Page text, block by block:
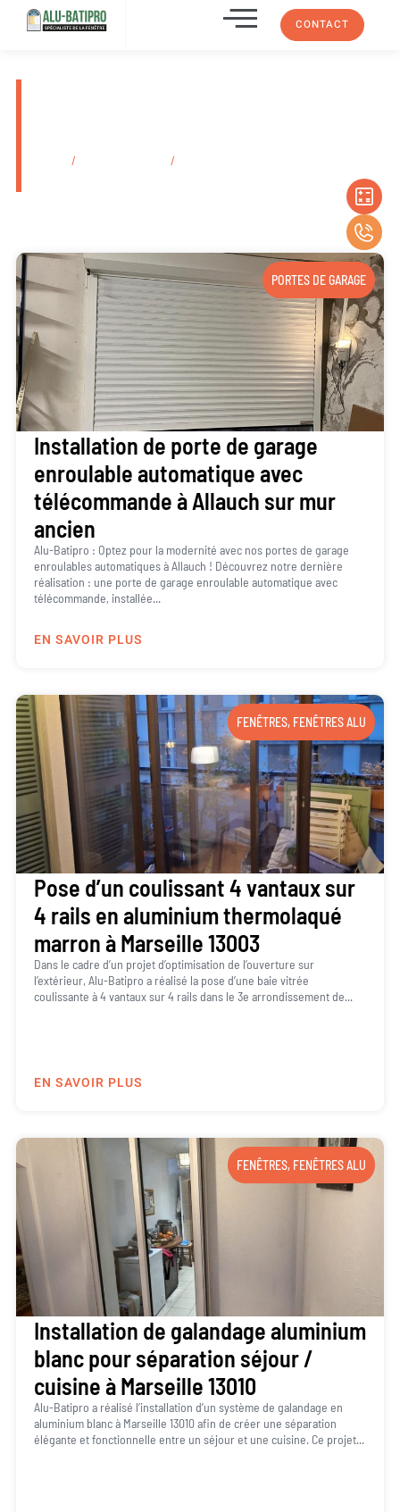
CONTACT
/ /
PORTES DE GARAGE
Installation de porte de garage
enroulable automatique avec
télécommande à Allauch sur mur
ancien
Alu-Batipro : Optez pour la modernité avec nos portes de garage
enroulables automatiques à Allauch ! Découvrez notre dernière
réalisation : une porte de garage enroulable automatique avec
télécommande, installée...
EN SAVOIR PLUS
FENÊTRES, FENÊTRES ALU
Pose d’un coulissant 4 vantaux sur
4 rails en aluminium thermolaqué
marron à Marseille 13003
Dans le cadre d’un projet d’optimisation de l’ouverture sur
l’extérieur, Alu-Batipro a réalisé la pose d’une baie vitrée
coulissante à 4 vantaux sur 4 rails dans le 3e arrondissement de...
EN SAVOIR PLUS
FENÊTRES, FENÊTRES ALU
Installation de galandage aluminium
blanc pour séparation séjour /
cuisine à Marseille 13010
Alu-Batipro a réalisé l’installation d’un système de galandage en
aluminium blanc à Marseille 13010 afin de créer une séparation
élégante et fonctionnelle entre un séjour et une cuisine. Ce projet...